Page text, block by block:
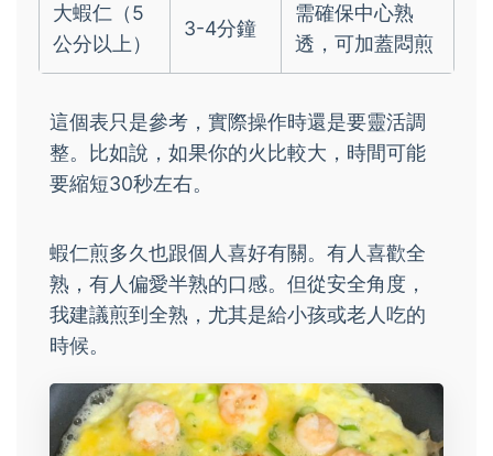
大蝦仁（5
公分以上）
3-4分鐘
需確保中心熟
透，可加蓋悶煎
這個表只是參考，實際操作時還是要靈活調
整。比如說，如果你的火比較大，時間可能
要縮短30秒左右。
蝦仁煎多久也跟個人喜好有關。有人喜歡全
熟，有人偏愛半熟的口感。但從安全角度，
我建議煎到全熟，尤其是給小孩或老人吃的
時候。